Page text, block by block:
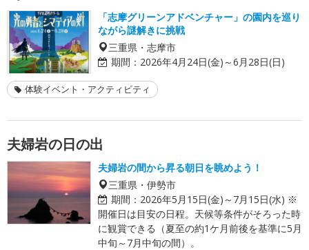
「志摩グリーンアドベンチャー」の園内を巡り
ながら謎解きに挑戦
三重県・志摩市
期間： 2026年4月24日(金)～6月28日(日)
体験イベント・アクティビティ
夫婦岩の日の出
夫婦岩の間から昇る朝日を眺めよう！
三重県・伊勢市
期間： 2026年5月15日(金)～7月15日(水) ※
開催日は目安の日程。天候等条件がそろった時
に観賞できる（夏至の約1ケ月前後を基準に5月
中旬～7月中旬の間）。